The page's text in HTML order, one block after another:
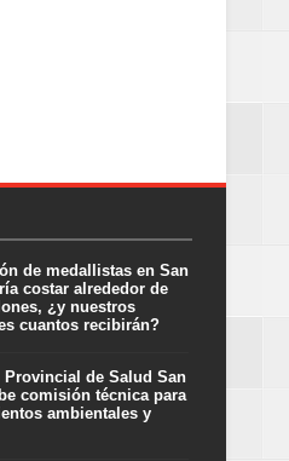
de medallistas en San
costar alrededor de
¿y nuestros
cuantos recibirán?
Provincial de Salud San
comisión técnica para
ambientales y